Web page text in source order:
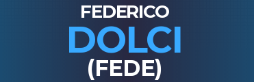
FEDERICO
DOLCI
(FEDE)